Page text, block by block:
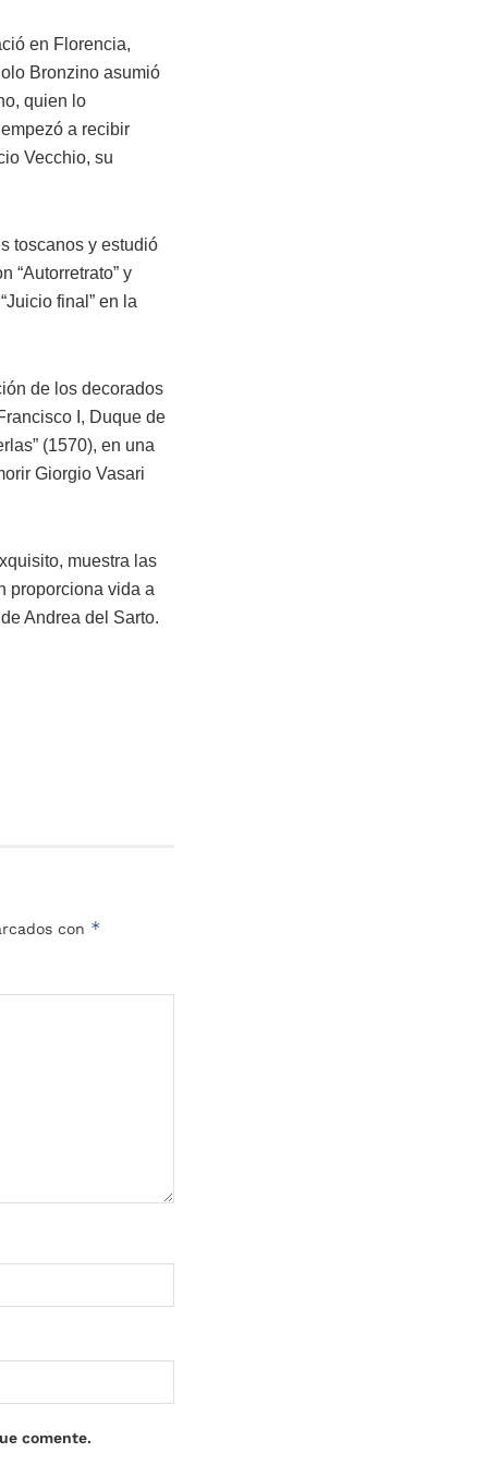
en Florencia,
Bronzino asumió
quien lo
a recibir
Vecchio, su
toscanos y estudió
“Autorretrato” y
final” en la
de los decorados
I, Duque de
(1570), en una
Giorgio Vasari
muestra las
proporciona vida a
Andrea del Sarto.
con *
comente.